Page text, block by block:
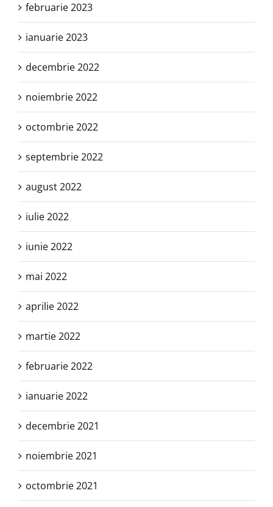
februarie 2023
ianuarie 2023
decembrie 2022
noiembrie 2022
octombrie 2022
septembrie 2022
august 2022
iulie 2022
iunie 2022
mai 2022
aprilie 2022
martie 2022
februarie 2022
ianuarie 2022
decembrie 2021
noiembrie 2021
octombrie 2021